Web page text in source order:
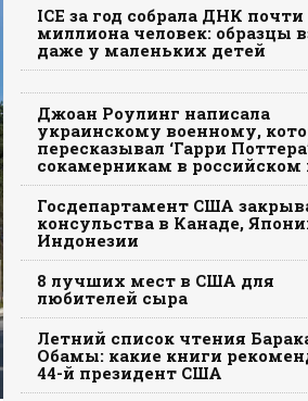
ICE за год собрала ДНК почти
миллиона человек: образцы
даже у маленьких детей
Джоан Роулинг написала
украинскому военному,
пересказывал ‘Гарри
сокамерникам в российском
Госдепартамент США
консульства в Канаде,
Индонезии
8 лучших мест в США для
любителей сыра
Летний список чтения
Обамы: какие книги
44-й президент США